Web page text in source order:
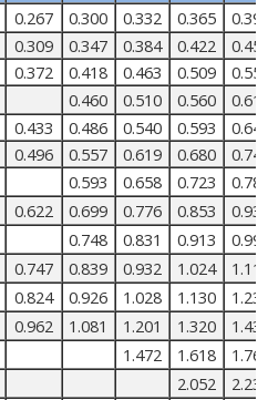
0.267 0.300 0.332 0.365
0.309 0.347 0.384 0.422
0.372 0.418 0.463 0.509
0.460 0.510 0.560
0.433 0.486 0.540 0.593
0.496 0.557 0.619 0.680
0.593 0.658 0.723
0.622 0.699 0.776 0.853
0.748 0.831 0.913
0.747 0.839 0.932 1.024
0.824 0.926 1.028 1.130
0.962 1.081 1.201 1.320
1.472 1.618
2.052